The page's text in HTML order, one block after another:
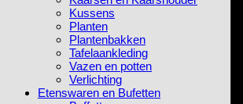
Kussens
Planten
Plantenbakken
Tafelaankleding
Vazen en potten
Verlichting
Etenswaren en Bufetten